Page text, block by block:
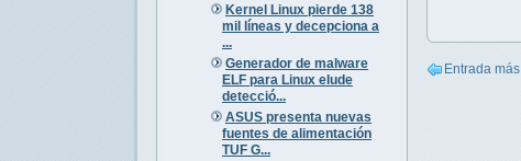
Kernel Linux pierde 138
mil líneas y decepciona a
...
Generador de malware
ELF para Linux elude
detecció...
ASUS presenta nuevas
fuentes de alimentación
TUF G...
Entrada